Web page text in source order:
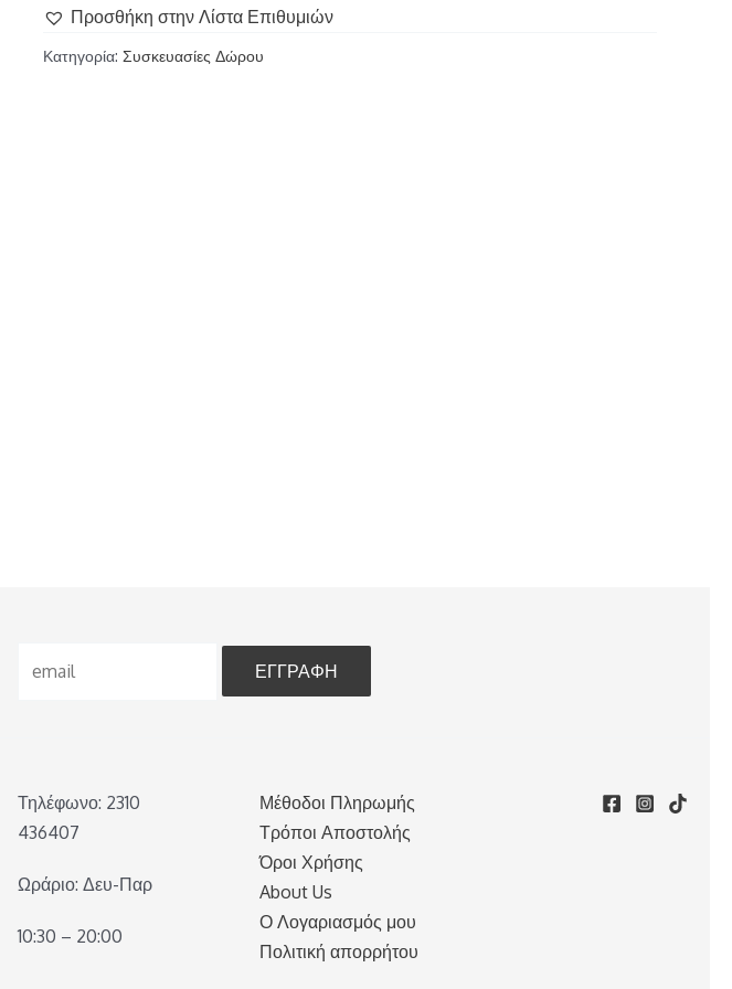
Προσθήκη στην Λίστα Επιθυμιών
Κατηγορία:Συσκευασίες Δώρου
Τηλέφωνο: 2310
436407
Ωράριο: Δευ-Παρ
10:30 – 20:00
Μέθοδοι Πληρωμής
Τρόποι Αποστολής
Όροι Χρήσης
About Us
Ο Λογαριασμός μου
Πολιτική απορρήτου